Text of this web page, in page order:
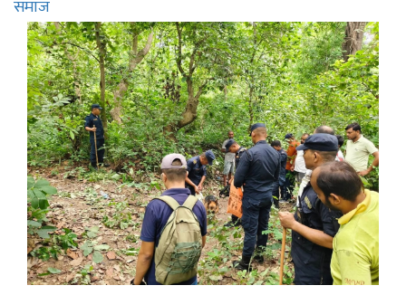
समाज